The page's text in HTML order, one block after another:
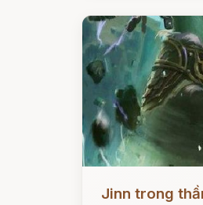
Jinn trong